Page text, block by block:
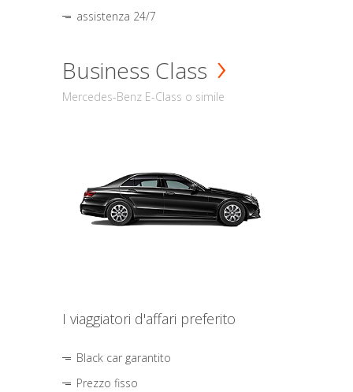
assistenza 24/7
Business Class
Mercedes-Benz E-Class o simile
I viaggiatori d'affari preferito
Black car garantito
Prezzo fisso